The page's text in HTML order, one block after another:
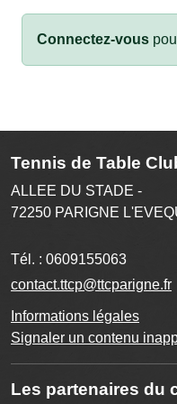
Connectez-vous
Tennis de Table
ALLEE DU STADE -
72250 PARIGNE
Tél. : 0609155063
contact.ttcp@ttcparigne.fr
Informations légales
Signaler un contenu
Les partenaires du